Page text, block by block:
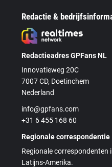
Redactie &
Redactieadres GPFans NL
Innovatieweg 20C
7007 CD, Doetinchem
Nederland
info@gpfans.com
+31 6 455 168 60
Regionale correspondentie
Regionale correspondenten
Latijns-Amerika.